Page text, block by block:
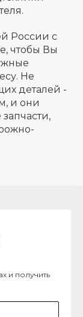
России с
чтобы Вы
Не
деталей -
и они
и получить